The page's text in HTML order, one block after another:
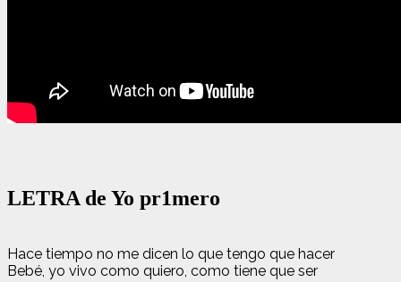
LETRA de Yo pr1mero
Hace tiempo no me dicen lo que tengo que hacer
Bebé, yo vivo como quiero, como tiene que ser